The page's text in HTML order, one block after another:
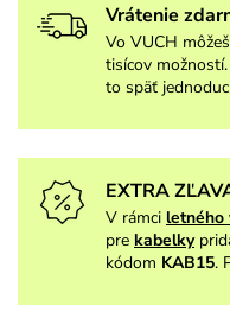
Vrátenie
Vo VUCH
tisícov
to späť
EXTRA
V rámci letného
pre kabelky
kódom KAB15.